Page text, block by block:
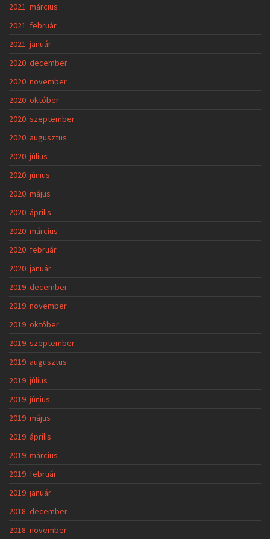
2021. március
2021. február
2021. január
2020. december
2020. november
2020. október
2020. szeptember
2020. augusztus
2020. július
2020. június
2020. május
2020. április
2020. március
2020. február
2020. január
2019. december
2019. november
2019. október
2019. szeptember
2019. augusztus
2019. július
2019. június
2019. május
2019. április
2019. március
2019. február
2019. január
2018. december
2018. november